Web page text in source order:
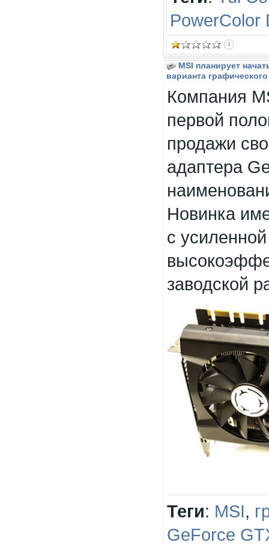
PowerColor
1
MSI планирует
варианта
Компания
первой
продажи
адаптера
Новинка
с
заводской
Теги: MSI,
GeForce